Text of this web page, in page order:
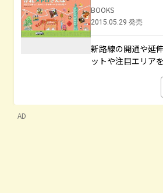
BOOKS
2015.05.29 発売
新路線の開通や延
ットや注目エリア
AD